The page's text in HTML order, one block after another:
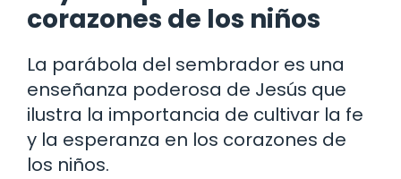
corazones de los niños
La parábola del sembrador es una
enseñanza poderosa de Jesús que
ilustra la importancia de cultivar la fe
y la esperanza en los corazones de
los niños.